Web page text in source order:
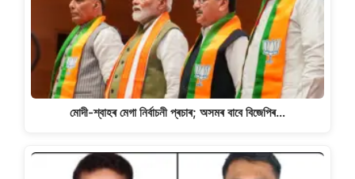
মোদী-শ্বাহৰ মেগা নিৰ্বাচনী প্ৰচাৰ; অসমৰ বাবে বিজেপিৰ…